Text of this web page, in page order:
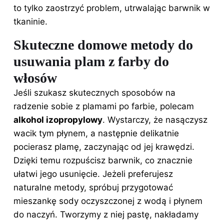
to tylko zaostrzyć problem, utrwalając barwnik w
tkaninie.
Skuteczne domowe metody do
usuwania plam z farby do
włosów
Jeśli szukasz skutecznych sposobów na
radzenie sobie z plamami po farbie, polecam
alkohol izopropylowy. Wystarczy, że nasączysz
wacik tym płynem, a następnie delikatnie
pocierasz plamę, zaczynając od jej krawędzi.
Dzięki temu rozpuścisz barwnik, co znacznie
ułatwi jego usunięcie. Jeżeli preferujesz
naturalne metody, spróbuj przygotować
mieszankę sody oczyszczonej z wodą i płynem
do naczyń. Tworzymy z niej pastę, nakładamy